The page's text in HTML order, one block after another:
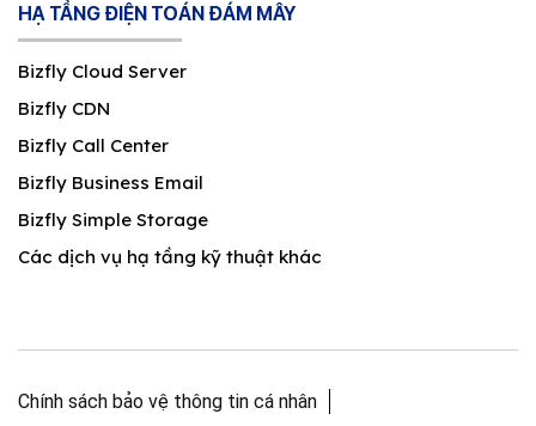
HẠ TẦNG ĐIỆN TOÁN ĐÁM MÂY
Bizfly Cloud Server
Bizfly CDN
Bizfly Call Center
Bizfly Business Email
Bizfly Simple Storage
Các dịch vụ hạ tầng kỹ thuật khác
Chính sách bảo vệ thông tin cá nhân